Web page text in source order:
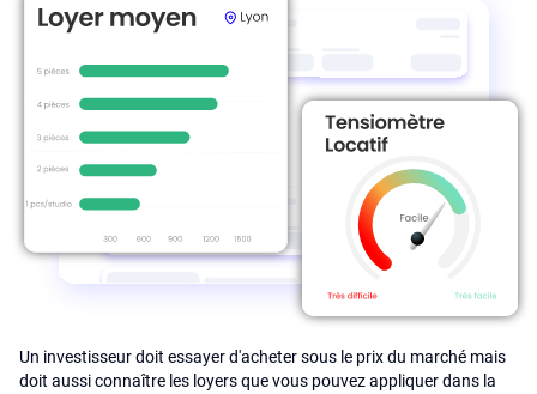
Un investisseur doit essayer d'acheter sous le prix du marché mais
doit aussi connaître les loyers que vous pouvez appliquer dans la